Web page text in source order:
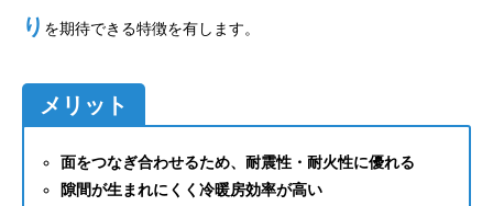
り を期待できる特徴を有します。
メリット
面をつなぎ合わせるため、耐震性・耐火性に優れる
隙間が生まれにくく冷暖房効率が高い